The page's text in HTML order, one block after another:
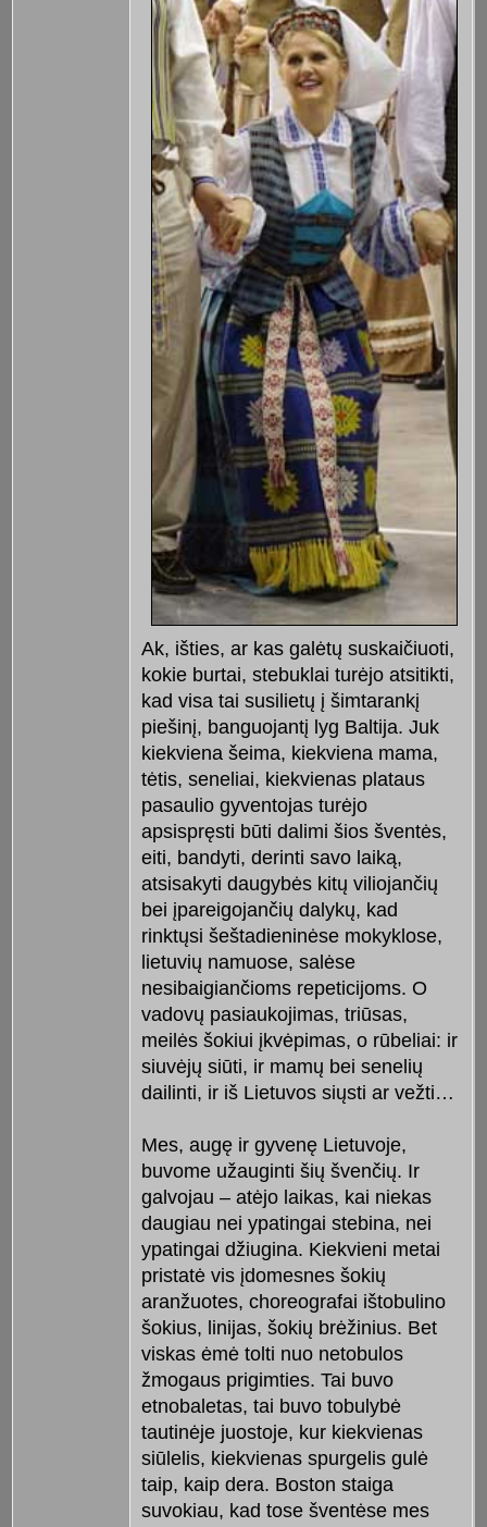
Ak, išties, ar kas galėtų suskaičiuoti,
kokie burtai, stebuklai turėjo atsitikti,
kad visa tai susilietų į šimtarankį
piešinį, banguojantį lyg Baltija. Juk
kiekviena šeima, kiekviena mama,
tėtis, seneliai, kiekvienas plataus
pasaulio gyventojas turėjo
apsispręsti būti dalimi šios šventės,
eiti, bandyti, derinti savo laiką,
atsisakyti daugybės kitų viliojančių
bei įpareigojančių dalykų, kad
rinktųsi šeštadieninėse mokyklose,
lietuvių namuose, salėse
nesibaigiančioms repeticijoms. O
vadovų pasiaukojimas, triūsas,
meilės šokiui įkvėpimas, o rūbeliai: ir
siuvėjų siūti, ir mamų bei senelių
dailinti, ir iš Lietuvos siųsti ar vežti…
Mes, augę ir gyvenę Lietuvoje,
buvome užauginti šių švenčių. Ir
galvojau – atėjo laikas, kai niekas
daugiau nei ypatingai stebina, nei
ypatingai džiugina. Kiekvieni metai
pristatė vis įdomesnes šokių
aranžuotes, choreografai ištobulino
šokius, linijas, šokių brėžinius. Bet
viskas ėmė tolti nuo netobulos
žmogaus prigimties. Tai buvo
etnobaletas, tai buvo tobulybė
tautinėje juostoje, kur kiekvienas
siūlelis, kiekvienas spurgelis gulė
taip, kaip dera. Boston staiga
suvokiau, kad tose šventėse mes